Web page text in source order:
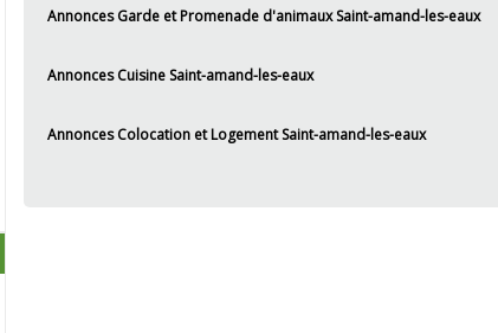
Annonces Garde et Promenade d'animaux Saint-amand-les-eaux
Annonces Cuisine Saint-amand-les-eaux
Annonces Colocation et Logement Saint-amand-les-eaux